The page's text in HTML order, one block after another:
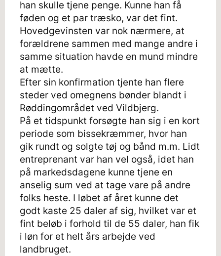
han skulle tjene penge. Kunne han få
føden og et par træsko, var det fint.
Hovedgevinsten var nok nærmere, at
forældrene sammen med mange andre i
samme situation havde en mund mindre
at mætte.
Efter sin konfirmation tjente han flere
steder ved omegnens bønder blandt i
Røddingområdet ved Vildbjerg.
På et tidspunkt forsøgte han sig i en kort
periode som bissekræmmer, hvor han
gik rundt og solgte tøj og bånd m.m. Lidt
entreprenant var han vel også, idet han
på markedsdagene kunne tjene en
anselig sum ved at tage vare på andre
folks heste. I løbet af året kunne det
godt kaste 25 daler af sig, hvilket var et
fint beløb i forhold til de 55 daler, han fik
i løn for et helt års arbejde ved
landbruget.